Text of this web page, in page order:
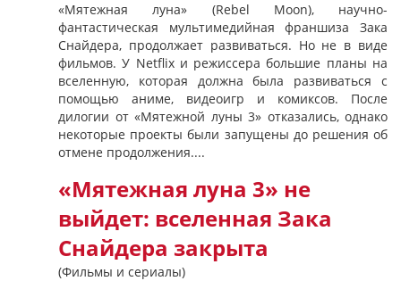
«Мятежная луна» (Rebel Moon), научно-
фантастическая мультимедийная франшиза Зака
Снайдера, продолжает развиваться. Но не в виде
фильмов. У Netflix и режиссера большие планы на
вселенную, которая должна была развиваться с
помощью аниме, видеоигр и комиксов. После
дилогии от «Мятежной луны 3» отказались, однако
некоторые проекты были запущены до решения об
отмене продолжения....
«Мятежная луна 3» не
выйдет: вселенная Зака
Снайдера закрыта
(Фильмы и сериалы)